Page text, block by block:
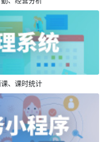
、课时统计